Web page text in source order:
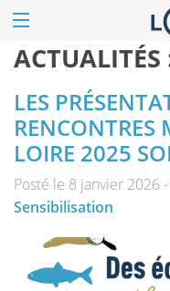
ACTUALITÉS
LES
RENCONTRES
LOIRE 2025
Posté le 8 janvier 2026 -
Sensibilisation